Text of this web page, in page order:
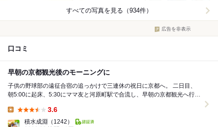
すべての写真を見る（934件）
広告を非表示
口コミ
早朝の京都観光後のモーニングに
子供の野球部の遠征合宿の追っかけで三連休の祝日に京都へ。 二日目、
朝5:00に起床、5:30にママ友と河原町駅で合流し、早朝の京都観光へ行っ
3.6
積水成淵 （1242）